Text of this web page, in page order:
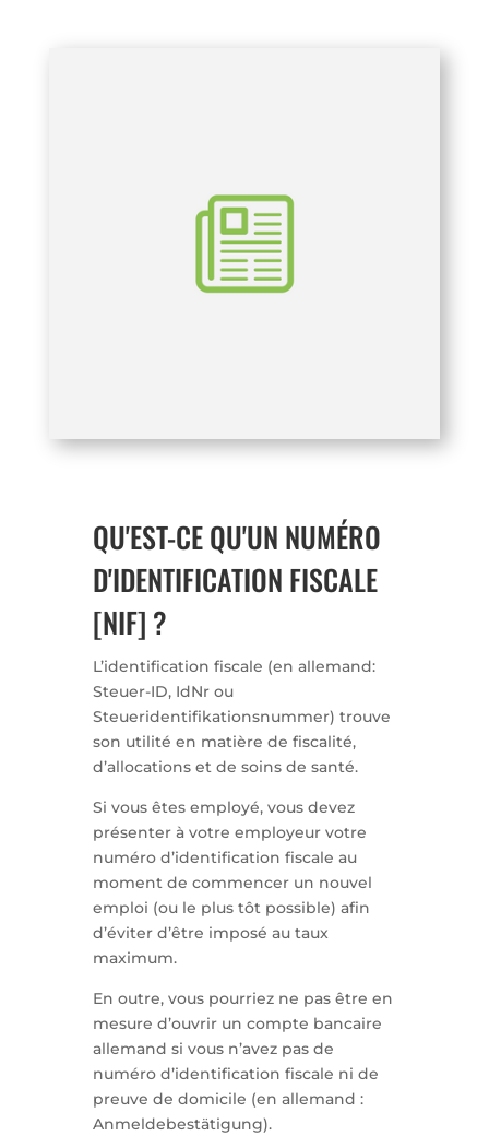
QU'EST-CE QU'UN NUMÉRO
D'IDENTIFICATION FISCALE
[NIF] ?
L’identification fiscale (en allemand:
Steuer-ID, IdNr ou
Steueridentifikationsnummer) trouve
son utilité en matière de fiscalité,
d’allocations et de soins de santé.
Si vous êtes employé, vous devez
présenter à votre employeur votre
numéro d’identification fiscale au
moment de commencer un nouvel
emploi (ou le plus tôt possible) afin
d’éviter d’être imposé au taux
maximum.
En outre, vous pourriez ne pas être en
mesure d’ouvrir un compte bancaire
allemand si vous n’avez pas de
numéro d’identification fiscale ni de
preuve de domicile (en allemand :
Anmeldebestätigung).